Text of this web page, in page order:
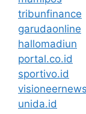
tribunfinance
garudaonline
hallomadiun
portal.co.id
sportivo.id
unida.id